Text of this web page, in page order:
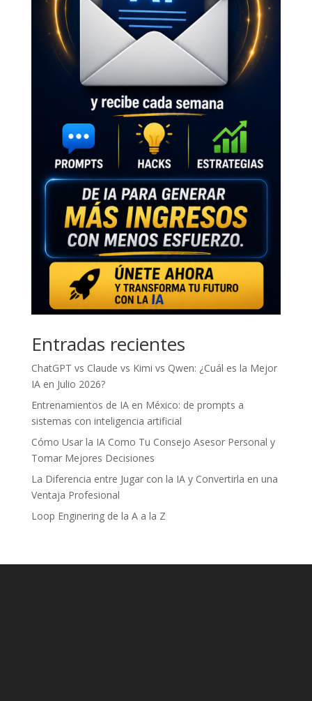
Entradas recientes
ChatGPT vs Claude vs Kimi vs Qwen: ¿Cuál es la Mejor
IA en Julio 2026?
Entrenamientos de IA en México: de prompts a
sistemas con inteligencia artificial
Cómo Usar la IA Como Tu Consejo Asesor Personal y
Tomar Mejores Decisiones
La Diferencia entre Jugar con la IA y Convertirla en una
Ventaja Profesional
Loop Enginering de la A a la Z